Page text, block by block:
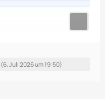
(6. Juli 2026 um 19:50)